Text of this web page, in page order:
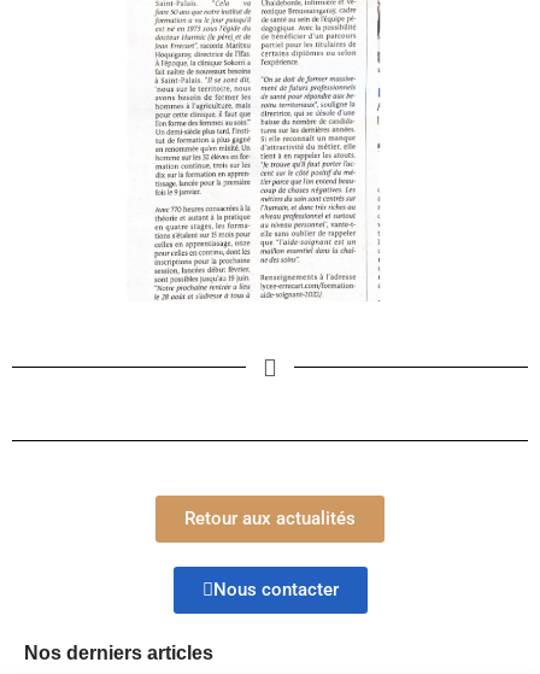
Retour aux actualités
Nous contacter
Nos derniers articles